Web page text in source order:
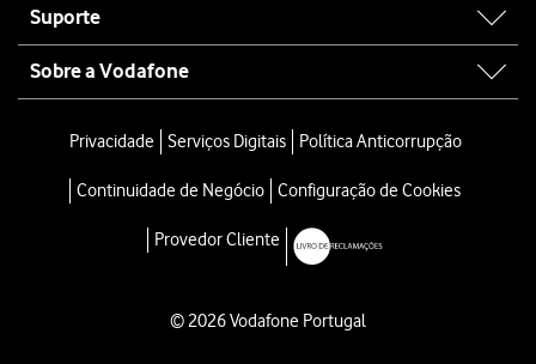
Suporte
Sobre a Vodafone
Privacidade Serviços Digitais Política Anticorrupção
Continuidade de Negócio Configuração de Cookies
Provedor Cliente
© 2026 Vodafone Portugal